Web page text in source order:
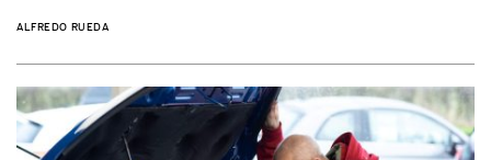
ALFREDO RUEDA